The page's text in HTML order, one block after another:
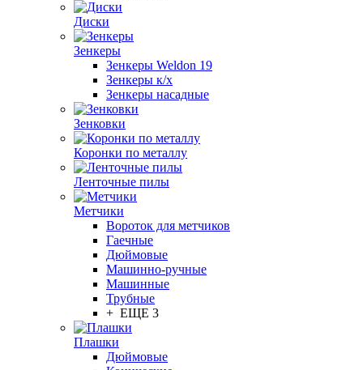
Диски
Зенкеры
Зенкеры Weldon 19
Зенкеры к/х
Зенкеры насадные
Зенковки
Коронки по металлу
Ленточные пилы
Метчики
Вороток для метчиков
Гаечные
Дюймовые
Машинно-ручные
Машинные
Трубные
+ ЕЩЕ 3
Плашки
Дюймовые